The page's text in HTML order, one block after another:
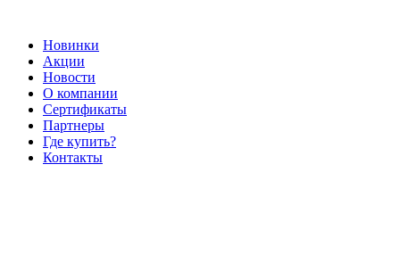
Новинки
Акции
Новости
О компании
Сертификаты
Партнеры
Где купить?
Контакты